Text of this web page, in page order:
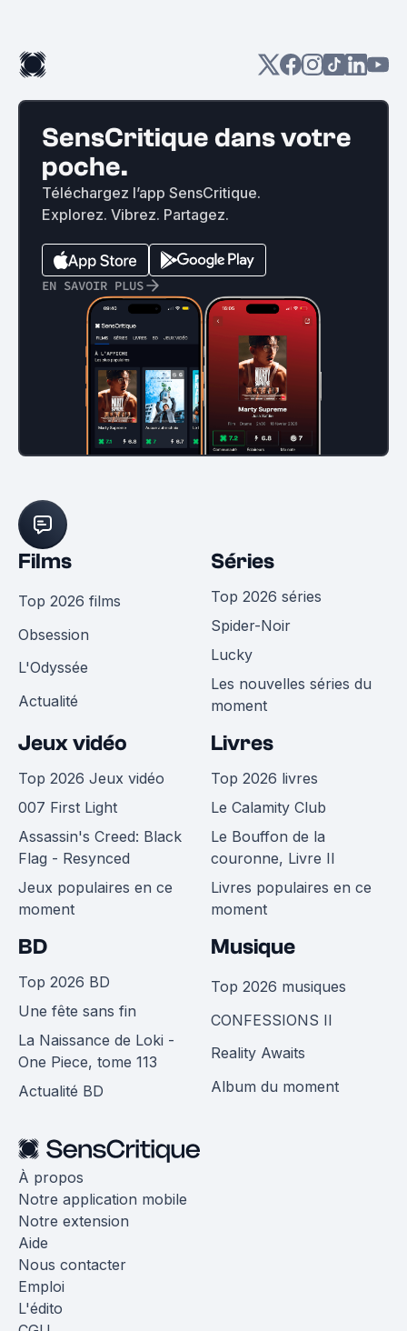
SensCritique dans votre
poche.
Téléchargez l’app SensCritique.
Explorez. Vibrez. Partagez.
EN SAVOIR PLUS
Films
Top 2026 films
Obsession
L'Odyssée
Actualité
Séries
Top 2026 séries
Spider-Noir
Lucky
Les nouvelles séries du
moment
Jeux vidéo
Top 2026 Jeux vidéo
007 First Light
Assassin's Creed: Black
Flag - Resynced
Jeux populaires en ce
moment
Livres
Top 2026 livres
Le Calamity Club
Le Bouffon de la
couronne, Livre II
Livres populaires en ce
moment
BD
Top 2026 BD
Une fête sans fin
La Naissance de Loki -
One Piece, tome 113
Actualité BD
Musique
Top 2026 musiques
CONFESSIONS II
Reality Awaits
Album du moment
À propos
Notre application mobile
Notre extension
Aide
Nous contacter
Emploi
L'édito